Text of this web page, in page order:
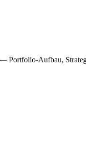
Portfolio-Aufbau,